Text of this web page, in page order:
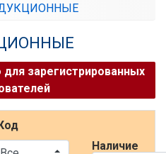
зарегистрированных
Наличие